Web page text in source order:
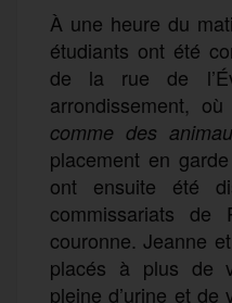
À une heure du
étudiants ont été
de la rue de
arrondissement,
comme des
placement en
ont ensuite été
commissariats
couronne. Jeanne
placés à plus de
pleine d’urine et de